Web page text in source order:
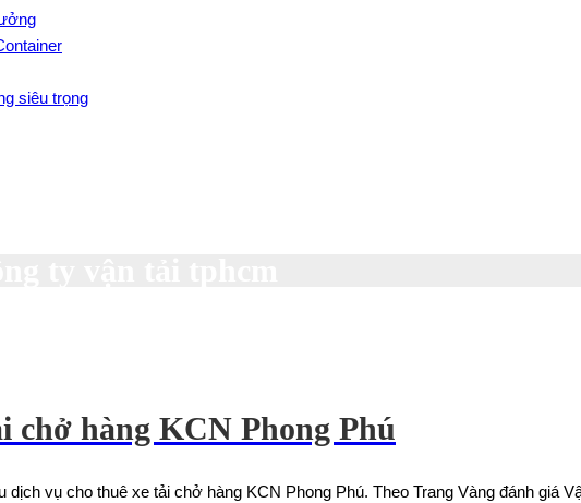
siêu trọng
chở hàng KCN Phong Phú
dịch vụ cho thuê xe tải chở hàng KCN Phong Phú. Theo Trang Vàng đánh